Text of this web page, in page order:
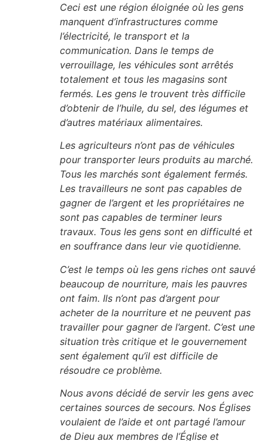
Ceci est une région éloignée où les gens
manquent d’infrastructures comme
l’électricité, le transport et la
communication. Dans le temps de
verrouillage, les véhicules sont arrêtés
totalement et tous les magasins sont
fermés. Les gens le trouvent très difficile
d’obtenir de l’huile, du sel, des légumes et
d’autres matériaux alimentaires.
Les agriculteurs n’ont pas de véhicules
pour transporter leurs produits au marché.
Tous les marchés sont également fermés.
Les travailleurs ne sont pas capables de
gagner de l’argent et les propriétaires ne
sont pas capables de terminer leurs
travaux. Tous les gens sont en difficulté et
en souffrance dans leur vie quotidienne.
C’est le temps où les gens riches ont sauvé
beaucoup de nourriture, mais les pauvres
ont faim. Ils n’ont pas d’argent pour
acheter de la nourriture et ne peuvent pas
travailler pour gagner de l’argent. C’est une
situation très critique et le gouvernement
sent également qu’il est difficile de
résoudre ce problème.
Nous avons décidé de servir les gens avec
certaines sources de secours. Nos Églises
voulaient de l’aide et ont partagé l’amour
de Dieu aux membres de l’Église et